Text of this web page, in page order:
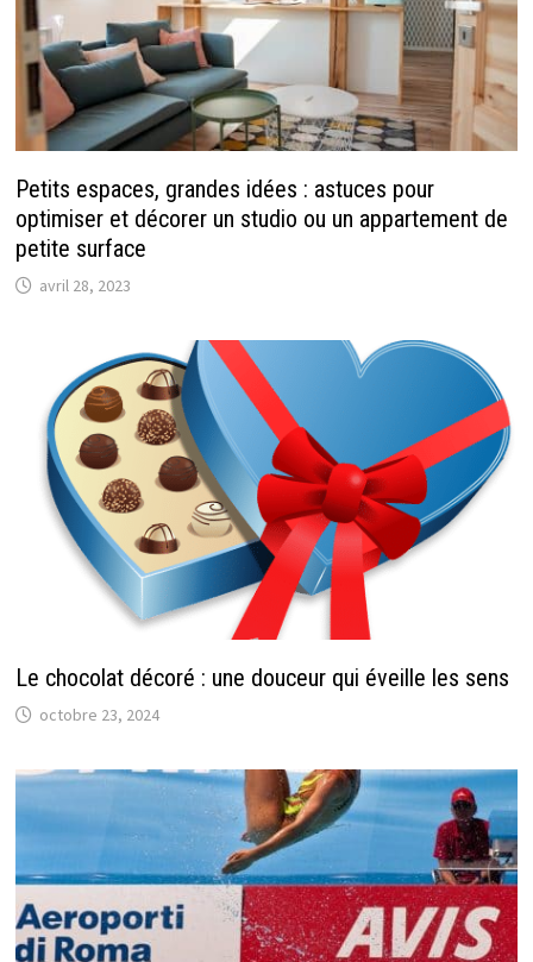
Petits espaces, grandes idées : astuces pour
optimiser et décorer un studio ou un appartement de
petite surface
avril 28, 2023
Le chocolat décoré : une douceur qui éveille les sens
octobre 23, 2024